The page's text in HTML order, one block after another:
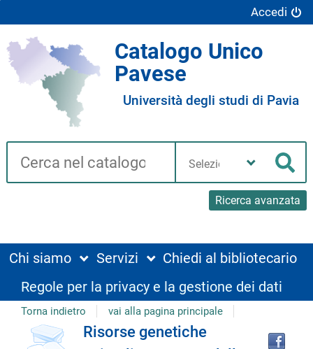
Accedi
Catalogo Unico
Pavese
Università degli studi di Pavia
Cerca su "Catalogo"
Ricerca avanzata
biblioteca
Chi siamo Servizi
Chiedi al bibliotecario
Regole per la privacy e la gestione dei dati
Torna indietro vai alla pagina principale
DettaglioRisorse genetiche